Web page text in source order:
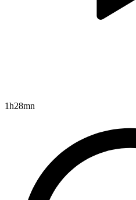
1h28mn